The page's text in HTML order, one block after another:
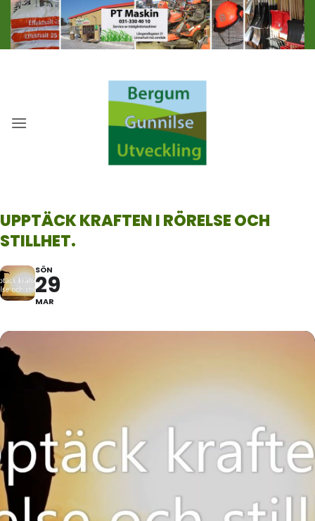
Skip
content
UPPTÄCK KRAFTEN I RÖRELSE OCH
STILLHET.
SÖN
29
MAR